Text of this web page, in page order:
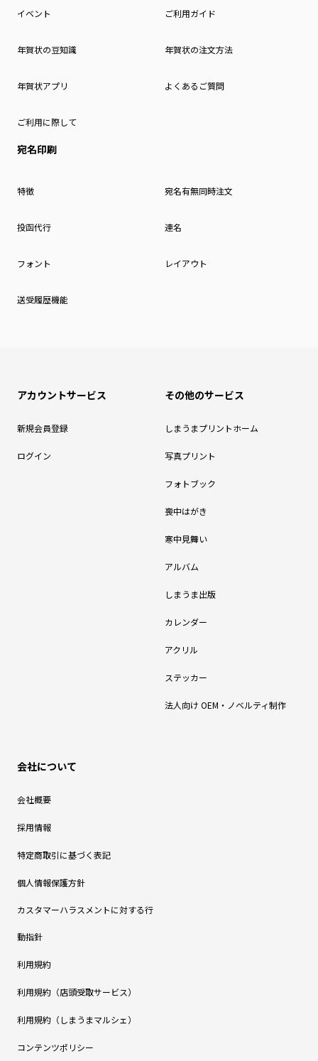
イベント ご利用ガイド
年賀状の豆知識 年賀状の注文方法
年賀状アプリ よくあるご質問
ご利用に際して
宛名印刷
特徴 宛名有無同時注文
投函代行 連名
フォント レイアウト
送受履歴機能
アカウントサービス
新規会員登録
ログイン
その他のサービス
しまうまプリントホーム
写真プリント
フォトブック
喪中はがき
寒中見舞い
アルバム
しまうま出版
カレンダー
アクリル
ステッカー
法人向け OEM・ノベルティ制作
会社について
会社概要
採用情報
特定商取引に基づく表記
個人情報保護方針
カスタマーハラスメントに対する行
動指針
利用規約
利用規約（店頭受取サービス）
利用規約（しまうまマルシェ）
コンテンツポリシー